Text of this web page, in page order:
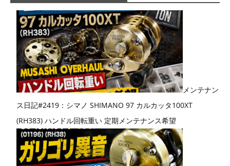
メンテナン
ス日記#2419：シマノ SHIMANO 97 カルカッタ100XT
(RH383) ハンドル回転重い 定期メンテナンス希望